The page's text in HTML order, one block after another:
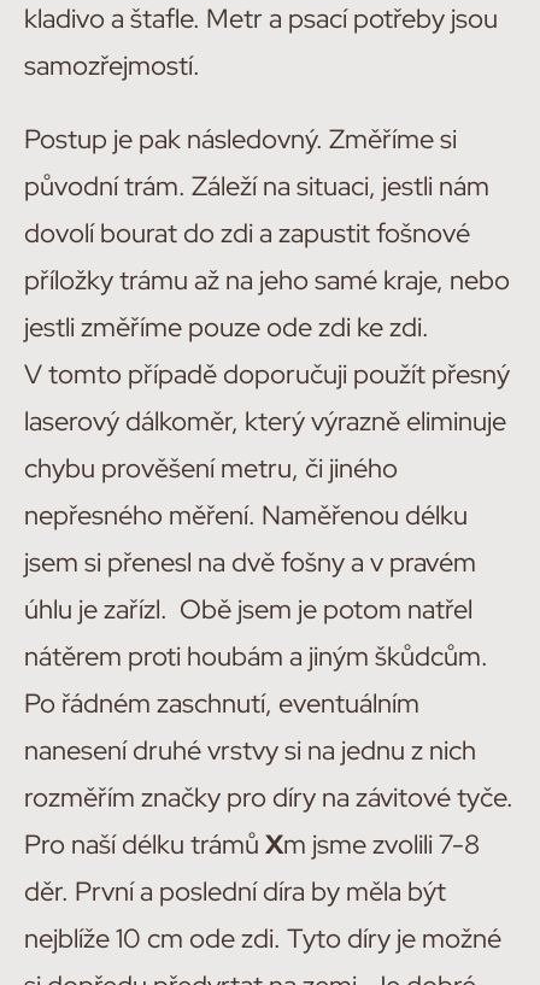
kladivo a štafle. Metr a psací potřeby jsou
samozřejmostí.
Postup je pak následovný. Změříme si
původní trám. Záleží na situaci, jestli nám
dovolí bourat do zdi a zapustit fošnové
příložky trámu až na jeho samé kraje, nebo
jestli změříme pouze ode zdi ke zdi.
V tomto případě doporučuji použít přesný
laserový dálkoměr, který výrazně eliminuje
chybu prověšení metru, či jiného
nepřesného měření. Naměřenou délku
jsem si přenesl na dvě fošny a v pravém
úhlu je zařízl. Obě jsem je potom natřel
nátěrem proti houbám a jiným škůdcům.
Po řádném zaschnutí, eventuálním
nanesení druhé vrstvy si na jednu z nich
rozměřím značky pro díry na závitové tyče.
Pro naší délku trámů Xm jsme zvolili 7-8
děr. První a poslední díra by měla být
nejblíže 10 cm ode zdi. Tyto díry je možné